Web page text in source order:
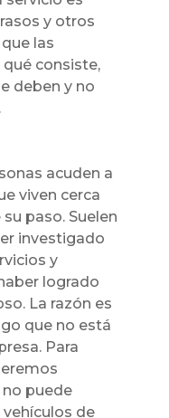
y otros
las
consiste,
deben y no
acuden a
viven cerca
paso. Suelen
investigado
y
logrado
La razón es
que no está
Para
puede
de